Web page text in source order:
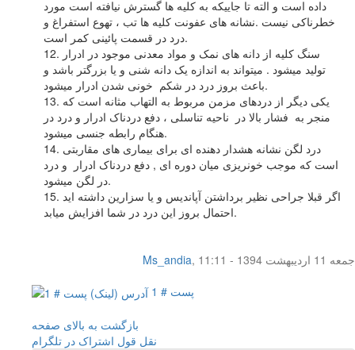
داده است و الته تا جاییکه به کلیه ها گسترش نیافته است مورد
خطرناکی نیست .نشانه های عفونت کلیه ها تب ، تهوع استفراغ و
درد در قسمت پائینی کمر است.
12. سنگ کلیه از دانه های نمک و مواد معدنی موجود در ادرار
تولید میشود . میتواند به اندازه یک دانه شنی و یا بزرگتر باشد و
باعث بروز درد در شکم خونی شدن ادرار میشود.
13. یکی دیگر از دردهای مزمن مربوط به التهاب مثانه است که
منجر به فشار بالا در ناحیه تناسلی ، دفع دردناک ادرار و درد در
هنگام رابطه جنسی میشود.
14. درد لگن نشانه هشدار دهنده ای برای بیماری های مقاربتی
است که موجب خونریزی میان دوره ای , دفع دردناک ادرار و درد
در لگن میشود.
15. اگر قبلا جراحی نظیر برداشتن آپاندیس و یا سزارین داشته اید
احتمال بروز این درد در شما افزایش میابد.
Ms_andia,
جمعه 11 اردیبهشت 1394 - 11:11
پست # 1
بازگشت به بالای صفحه
نقل قول اشتراک در تلگرام